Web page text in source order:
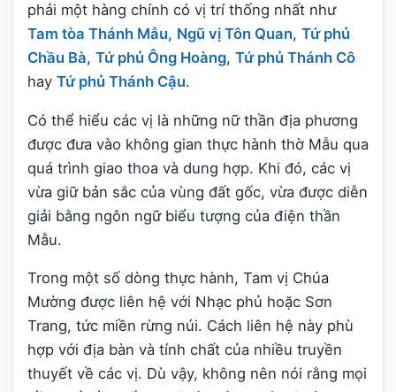
phải một hàng chính có vị trí thống nhất như
Tam tòa Thánh Mẫu, Ngũ vị Tôn Quan, Tứ phủ
Chầu Bà, Tứ phủ Ông Hoàng, Tứ phủ Thánh Cô
hay Tứ phủ Thánh Cậu.
Có thể hiểu các vị là những nữ thần địa phương
được đưa vào không gian thực hành thờ Mẫu qua
quá trình giao thoa và dung hợp. Khi đó, các vị
vừa giữ bản sắc của vùng đất gốc, vừa được diễn
giải bằng ngôn ngữ biểu tượng của điện thần
Mẫu.
Trong một số dòng thực hành, Tam vị Chúa
Mường được liên hệ với Nhạc phủ hoặc Sơn
Trang, tức miền rừng núi. Cách liên hệ này phù
hợp với địa bàn và tính chất của nhiều truyền
thuyết về các vị. Dù vậy, không nên nói rằng mọi